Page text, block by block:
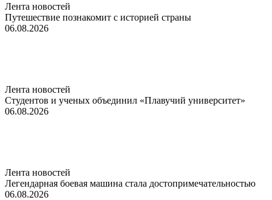
Лента новостей
Путешествие познакомит с историей страны
06.08.2026
Лента новостей
Студентов и ученых объединил «Плавучий университет»
06.08.2026
Лента новостей
Легендарная боевая машина стала достопримечательностью
06.08.2026